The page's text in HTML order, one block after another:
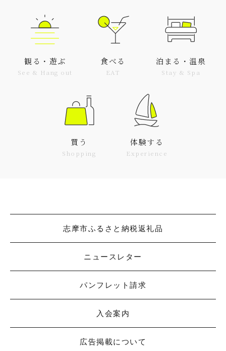
観る・遊ぶ
See & Hang out
食べる
EAT
泊まる・温泉
Stay & Spa
買う
Shopping
体験する
Experience
志摩市ふるさと納税返礼品
ニュースレター
パンフレット請求
入会案内
広告掲載について